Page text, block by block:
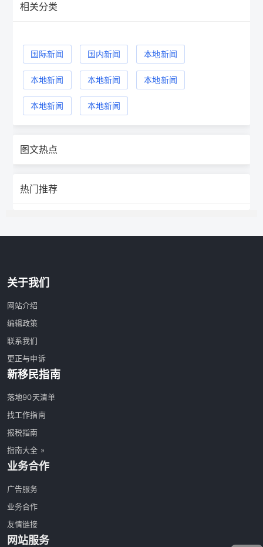
相关分类
国际新闻 国内新闻 本地新闻
本地新闻 本地新闻 本地新闻
本地新闻 本地新闻
图文热点
热门推荐
关于我们
网站介绍
编辑政策
联系我们
更正与申诉
新移民指南
落地90天清单
找工作指南
报税指南
指南大全 »
业务合作
广告服务
业务合作
友情链接
网站服务